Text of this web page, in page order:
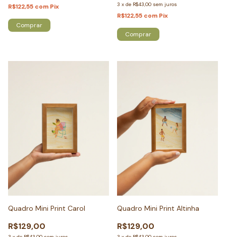
R$122,55 com Pix
Comprar
3 x de R$43,00 sem juros
R$122,55 com Pix
Comprar
Quadro Mini Print Carol
R$129,00
Quadro Mini Print Altinha
R$129,00